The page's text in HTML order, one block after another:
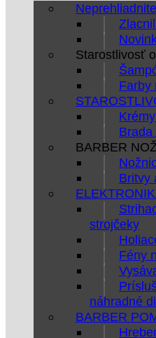
Neprehliadnite
Starostlivosť
Farby
Brada
BARBER
Britvy
strojčeky
Fény
náhradné
BARBER